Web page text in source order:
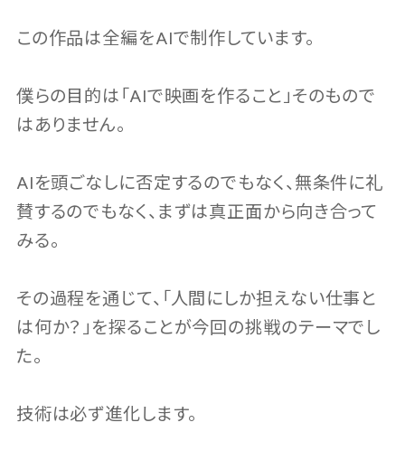
この作品は全編をAIで制作しています。
僕らの目的は「AIで映画を作ること」そのもので
はありません。
AIを頭ごなしに否定するのでもなく、無条件に礼
賛するのでもなく、まずは真正面から向き合って
みる。
その過程を通じて、「人間にしか担えない仕事と
は何か？」を探ることが今回の挑戦のテーマでし
た。
技術は必ず進化します。